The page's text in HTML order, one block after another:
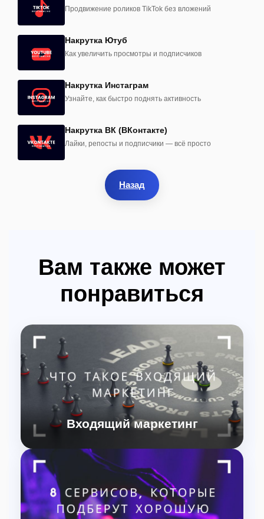
Продвижение роликов TikTok без вложений
Накрутка Ютуб
Как увеличить просмотры и подписчиков
Накрутка Инстаграм
Узнайте, как быстро поднять активность
Накрутка ВК (ВКонтакте)
Лайки, репосты и подписчики — всё просто
Назад
Вам также может
понравиться
Входящий маркетинг
Входящий маркетинг: привлечение клиентов через
соцсети, контент-маркетинг, SEO и нативную
рекламу. Увеличивайте продажи с помощью
органических стратегий и привлекательных.